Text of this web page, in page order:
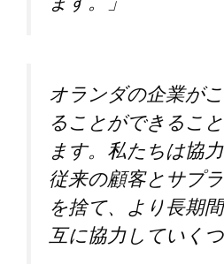
オランダの企業が
ることができるこ
ます。私たちは協
従来の顧客とサプ
を捨て、より長期
互に協力していく